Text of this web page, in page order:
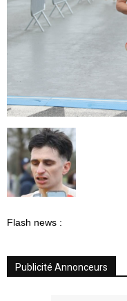
Flash news :
Publicité Annonceurs